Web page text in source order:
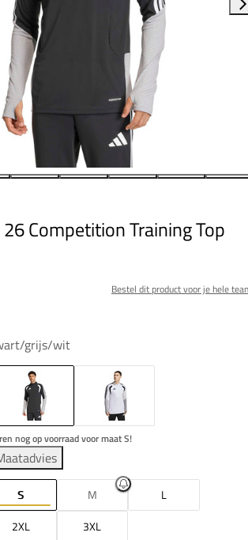
Competition Training Top
Bestel dit product voor je hele
grijs/wit
nog op voorraad voor maat S!
S M
L
2XL 3XL